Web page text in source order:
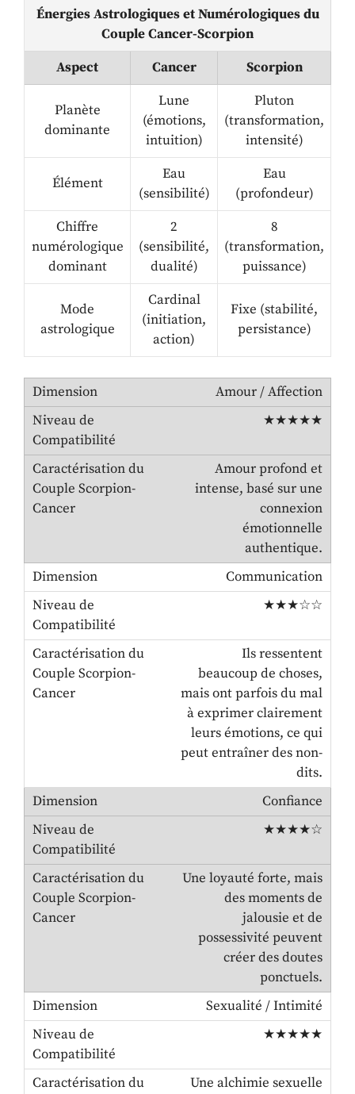
Énergies Astrologiques et Numérologiques du
Couple Cancer-Scorpion
Aspect
Cancer Scorpion
Planète
dominante
Lune
(émotions,
intuition)
Pluton
(transformation,
intensité)
Élément
Eau
(sensibilité)
Eau
(profondeur)
Chiffre
numérologique
dominant
2
(sensibilité,
dualité)
8
(transformation,
puissance)
Mode
astrologique
Cardinal
(initiation,
action)
Fixe (stabilité,
persistance)
Amour / Affection
★★★★★
Amour profond et
intense, basé sur une
connexion
émotionnelle
authentique.
Communication
★★★☆☆
Ils ressentent
beaucoup de choses,
mais ont parfois du mal
à exprimer clairement
leurs émotions, ce qui
peut entraîner des non-
dits.
Confiance
★★★★☆
Une loyauté forte, mais
des moments de
jalousie et de
possessivité peuvent
créer des doutes
ponctuels.
Sexualité / Intimité
★★★★★
Une alchimie sexuelle